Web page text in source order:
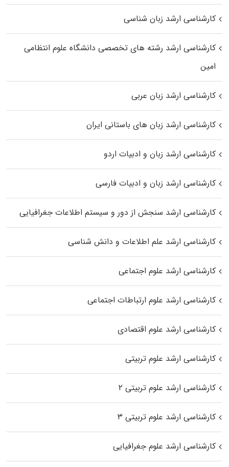
کارشناسی ارشد زبان شناسی
کارشناسی ارشد رﺷﺘﻪ ﻫﺎی تخصصی داﻧﺸﮕﺎه ﻋﻠﻮم انتظامی
اﻣﻴﻦ
کارشناسی ارشد زبان عربی
کارشناسی ارشد زبان‌ های باستانی ایران
کارشناسی ارشد زبان و ادبیات اردو
کارشناسی ارشد زبان و ادبیات فارسی
کارشناسی ارشد سنجش از دور و سیستم اطلاعات جغرافیایی
کارشناسی ارشد علم اطلاعات و دانش شناسی
کارشناسی ارشد علوم اجتماعی
کارشناسی ارشد علوم ارتباطات اجتماعی
کارشناسی ارشد علوم اقتصادی
کارشناسی ارشد علوم تربیتی
کارشناسی ارشد علوم تربیتی ۲
کارشناسی ارشد علوم تربیتی ۳
کارشناسی ارشد علوم جغرافیایی